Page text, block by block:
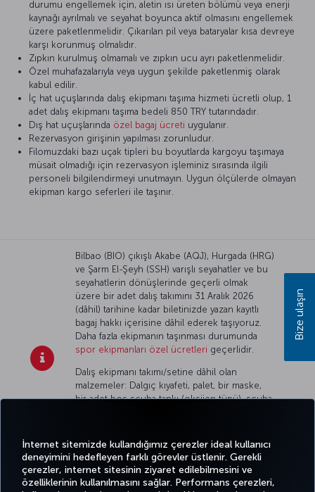
İnternet sitemizde kullandığımız çerezler ideal kullanıcı
deneyimini hedefleyen farklı görevler üstlenir. Gerekli
çerezler, internet sitesinin ziyaret edilebilmesini ve
özelliklerinin kullanılmasını sağlar. Performans çerezleri,
durumu engellemek için, aletin ısı üreten bölümü veya enerji
kaynağı ayrılmalı ve seyahat boyunca aktif olmasını engellemek
üzere paketlenmelidir. Çıkarılan pil veya bataryalar kısa devreye
karşı korunmuş olmalıdır.
Zıpkın kurulmuş olmamalı ve zıpkın ucu ayrı paketlenmelidir.
Özel muhafazalarıyla veya uygun şekilde paketlenmiş olarak
kabul edilir.
İç hat uçuşlarında dalış ekipmanı taşıma hizmeti ücretli olup, 1
adet dalış ekipmanı taşıma bedeli 850 TRY tutarındadır.
Dış hat uçuşlarında özel bagaj ücreti uygulanır.
Rezervasyon girişinin yapılması zorunludur.
Filomuzdaki bazı uçak tipleri bu boyutlarda kargoyu taşımaya
müsait olmadığı için rezervasyon işleminiz sırasında ilgili
personeli bilgilendirmeyi unutmayın. Uygun ölçülerde olmayan
ekipman kargo seferleri ile taşınır.
Bilbao (BIO) çıkışlı Akabe (AQJ), Hurgada (HRG)
ve Şarm El-Şeyh (SSH) varışlı seyahatler ve bu
seyahatlerin dönüşlerinde geçerli olmak
üzere bir adet dalış takımını 31 Aralık 2026
(dâhil) tarihine kadar biletinizde yazan kayıtlı
bagaj hakkı içerisine dâhil ederek taşıyoruz.
Daha fazla ekipmanın taşınması durumunda
spor ekipmanları özel ücretleri geçerlidir.
Dalış ekipmanı takımı/setine dâhil olan
malzemeler: Dalgıç kıyafeti, palet, bir maske,
bir adet boş scuba tankı (oksijen tüpü), scuba
lambası, bir şnorkel, bıçak, zıpkın ve bir adet
can yeleği.
Bize ulaşın